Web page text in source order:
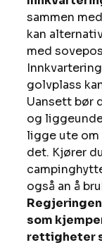
sammen
kan
med
golvplass
Uansett bør
og
ligge ute om
det. Kjører
også an å
som
rettigheter